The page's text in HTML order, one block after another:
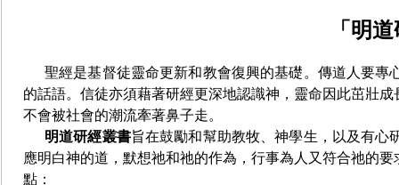
「明
聖經是基督徒靈命更新和教會復興的基礎。傳道人要
的話語。信徒亦須藉著研經更深地認識神，靈命因此茁壯
不會被社會的潮流牽著鼻子走。
明道研經叢書旨在鼓勵和幫助教牧、神學生，以及有心
應明白神的道，默想祂和祂的作為，行事為人又符合祂的
點：